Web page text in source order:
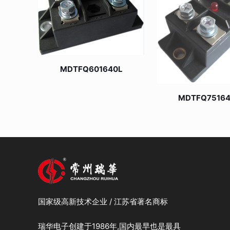
MDTFQ601640L
国家级高新技术企业 / 江苏省著名商标
瑞华电子创建于1986年,国内最早也是最具